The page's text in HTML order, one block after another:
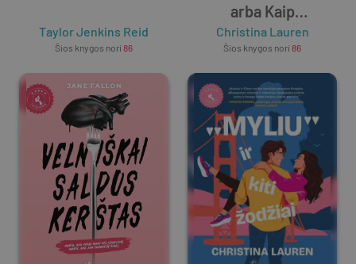
Taylor Jenkins Reid
Šios knygos nori 86
arba Kaip
(ne)įsimylėti
Christina Lauren
Šios knygos nori 86